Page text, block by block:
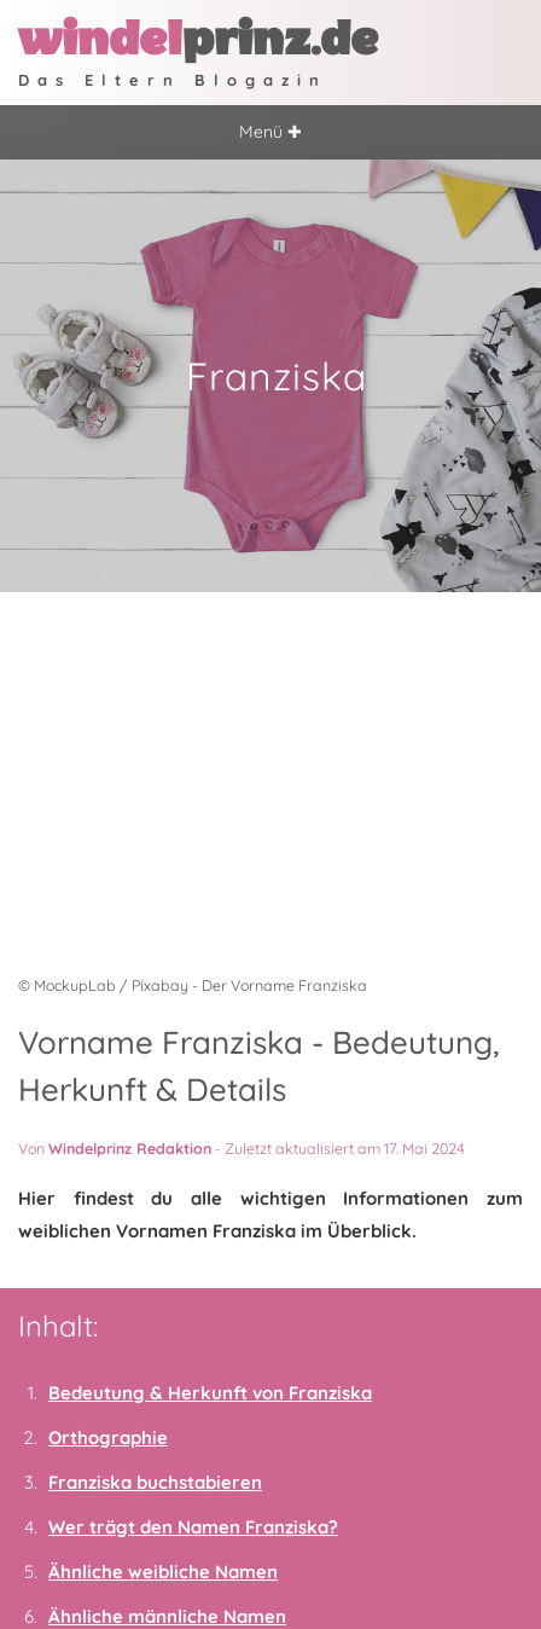
windelprinz.de
Das Eltern Blogazin
Menü ✚
Franziska
© MockupLab / Pixabay - Der Vorname Franziska
Vorname Franziska - Bedeutung,
Herkunft & Details
VonWindelprinz Redaktion - Zuletzt aktualisiert am 17. Mai 2024
Hier findest du alle wichtigen Informationen zum
weiblichen Vornamen Franziska im Überblick.
Inhalt:
Bedeutung & Herkunft von Franziska
Orthographie
Franziska buchstabieren
Wer trägt den Namen Franziska?
Ähnliche weibliche Namen
Ähnliche männliche Namen